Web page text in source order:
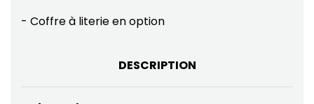
- Coffre à literie en option
DESCRIPTION